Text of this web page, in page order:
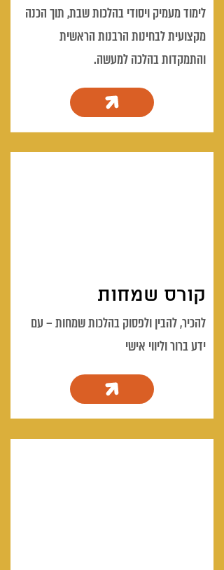
לימוד מעמיק ויסודי בהלכות שבת, תוך הכנה
מקצועית לבחינות הרבנות הראשית
והתמקדות בהלכה למעשה.
קורס שמחות
להכיר, להבין ולפסוק בהלכות שמחות – עם
ידע ברור וליווי אישי